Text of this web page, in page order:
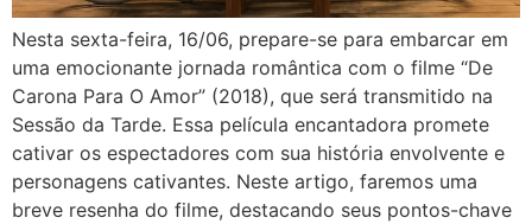
Nesta sexta-feira, 16/06, prepare-se para embarcar em
uma emocionante jornada romântica com o filme “De
Carona Para O Amor” (2018), que será transmitido na
Sessão da Tarde. Essa película encantadora promete
cativar os espectadores com sua história envolvente e
personagens cativantes. Neste artigo, faremos uma
breve resenha do filme, destacando seus pontos-chave